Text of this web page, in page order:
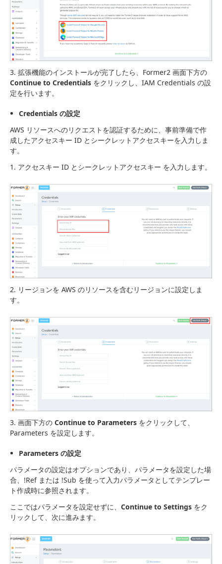
3. 拡張機能のインストールが完了したら、Former2 画面下方の
Continue to Credentials をクリックし、IAM Credentials の設
定を行います。
Credentials の設定
AWS リソースへのリクエストを認証するために、事前準備で作
成したアクセスキー ID とシークレットアクセスキーを入力しま
す。
1. アクセスキー ID とシークレットアクセスキー を入力します。
2. リージョンを AWS のリソースを含むリージョンに設定しま
す。
3. 画面下方の Continue to Parameters をクリックして、
Parameters を設定します。
Parameters の設定
パラメータの設定はオプションであり、パラメータを設定した場
合、!Ref または !Sub を使って入力パラメータとしてテンプレー
ト作成時に参照されます。
ここではパラメータを設定せずに、 Continue to Settings をク
リックして、次に進みます。